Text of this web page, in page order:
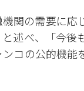
関の需要に応
述べ、「今後
コの公的機能